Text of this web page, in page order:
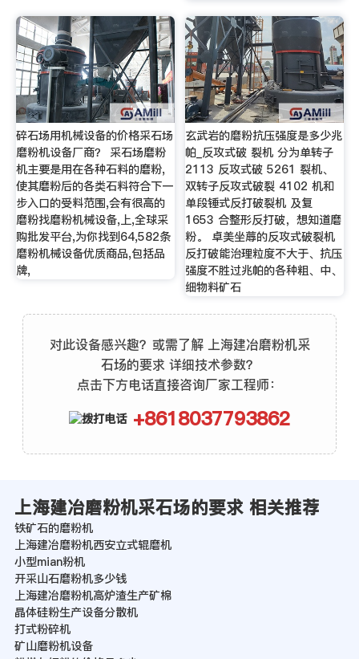
碎石场用机械设备的价格采石场
磨粉机设备厂商？ 采石场磨粉
机主要是用在各种石料的磨粉,
使其磨粉后的各类石料符合下一
步入口的受料范围,会有很高的
磨粉找磨粉机械设备,上,全球采
购批发平台,为你找到64,582条
磨粉机械设备优质商品,包括品
牌,
玄武岩的磨粉抗压强度是多少兆
帕_反攻式破 裂机 分为单转子
2113 反攻式破 5261 裂机、
双转子反攻式破裂 4102 机和
单段锤式反打破裂机 及复
1653 合整形反打破，想知道磨
粉。 卓美坐蓐的反攻式破裂机
反打破能治理粒度不大于、抗压
强度不胜过兆帕的各种粗、中、
细物料矿石
对此设备感兴趣？或需了解 上海建冶磨粉机采
石场的要求 详细技术参数？
点击下方电话直接咨询厂家工程师：
+8618037793862
上海建冶磨粉机采石场的要求 相关推荐
铁矿石的磨粉机
上海建冶磨粉机西安立式辊磨机
小型mian粉机
开采山石磨粉机多少钱
上海建冶磨粉机高炉渣生产矿棉
晶体硅粉生产设备分散机
打式粉碎机
矿山磨粉机设备